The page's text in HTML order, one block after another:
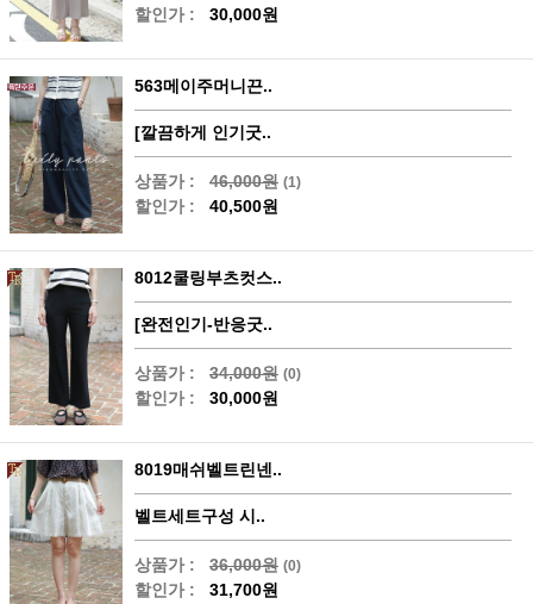
할인가 : 30,000원
563메이주머니끈..
[깔끔하게 인기굿..
상품가 : 46,000원 (1)
할인가 : 40,500원
8012쿨링부츠컷스..
[완전인기-반응굿..
상품가 : 34,000원 (0)
할인가 : 30,000원
8019매쉬벨트린넨..
벨트세트구성 시..
상품가 : 36,000원 (0)
할인가 : 31,700원